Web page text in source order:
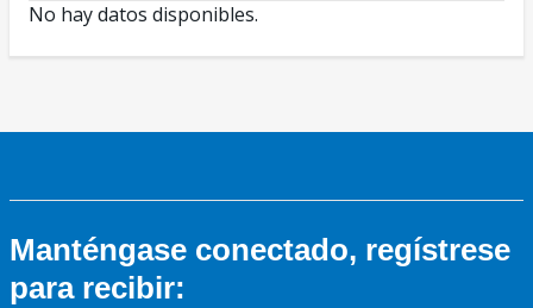
No hay datos disponibles.
Manténgase conectado, regístrese
para recibir: